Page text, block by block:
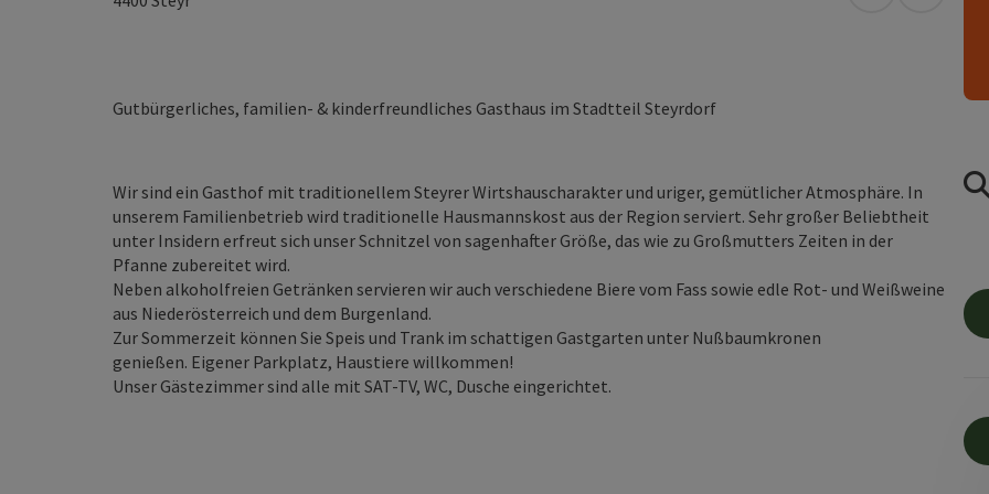
Gutbürgerliches, familien- & kinderfreundliches Gasthaus im Stadtteil Steyrdorf
Wir sind ein Gasthof mit traditionellem Steyrer Wirtshauscharakter und uriger, gemütlicher Atmosphäre. In
unserem Familienbetrieb wird traditionelle Hausmannskost aus der Region serviert. Sehr großer Beliebtheit
unter Insidern erfreut sich unser Schnitzel von sagenhafter Größe, das wie zu Großmutters Zeiten in der
Pfanne zubereitet wird.
Neben alkoholfreien Getränken servieren wir auch verschiedene Biere vom Fass sowie edle Rot- und Weißweine
aus Niederösterreich und dem Burgenland.
Zur Sommerzeit können Sie Speis und Trank im schattigen Gastgarten unter Nußbaumkronen
genießen. Eigener Parkplatz, Haustiere willkommen!
Unser Gästezimmer sind alle mit SAT-TV, WC, Dusche eingerichtet.